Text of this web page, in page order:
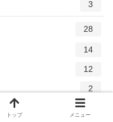
3
28
14
12
2
トップ メニュー